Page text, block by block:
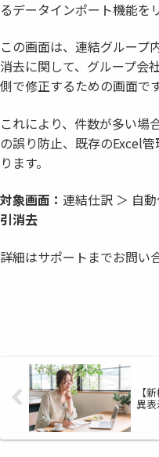
るデータインポート機能を
この画面は、連結グループ
消去に関して、グループ会
側で修正するための画面です
これにより、件数が多い場
の誤り防止、既存のExcel
ります。
対象画面： 連結仕訳 ＞ 自
引消去
詳細はサポートまでお問い
【
異